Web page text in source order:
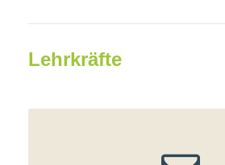
Lehrkräfte